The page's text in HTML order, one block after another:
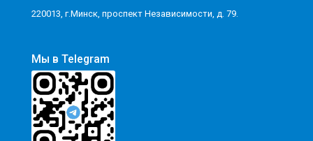
220013, г.Минск, проспект Независимости, д. 79.
Мы в Telegram